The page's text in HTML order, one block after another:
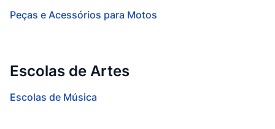
Peças e Acessórios para Motos
Escolas de Artes
Escolas de Música